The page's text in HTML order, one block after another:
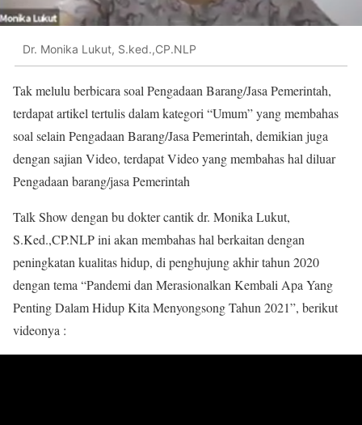
Dr. Monika Lukut, S.ked.,CP.NLP
Tak melulu berbicara soal Pengadaan Barang/Jasa Pemerintah,
terdapat artikel tertulis dalam kategori “Umum” yang membahas
soal selain Pengadaan Barang/Jasa Pemerintah, demikian juga
dengan sajian Video, terdapat Video yang membahas hal diluar
Pengadaan barang/jasa Pemerintah
Talk Show dengan bu dokter cantik dr. Monika Lukut,
S.Ked.,CP.NLP ini akan membahas hal berkaitan dengan
peningkatan kualitas hidup, di penghujung akhir tahun 2020
dengan tema “Pandemi dan Merasionalkan Kembali Apa Yang
Penting Dalam Hidup Kita Menyongsong Tahun 2021”, berikut
videonya :